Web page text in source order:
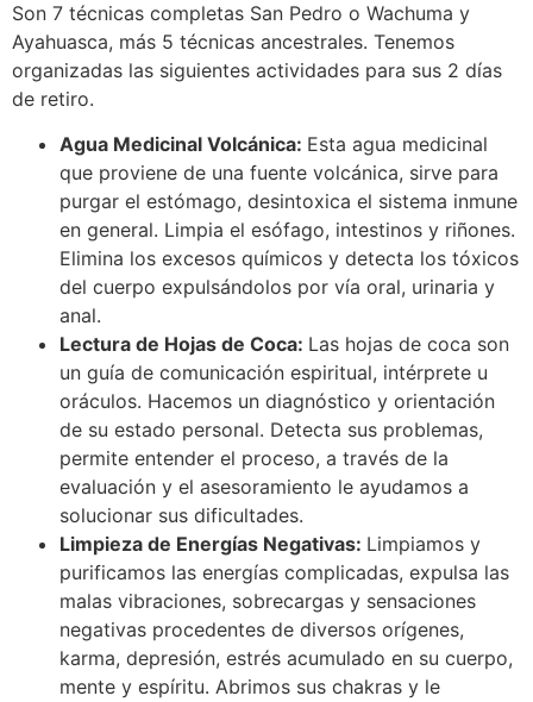
Son 7 técnicas completas San Pedro o Wachuma y
Ayahuasca, más 5 técnicas ancestrales. Tenemos
organizadas las siguientes actividades para sus 2 días
de retiro.
Agua Medicinal Volcánica: Esta agua medicinal
que proviene de una fuente volcánica, sirve para
purgar el estómago, desintoxica el sistema inmune
en general. Limpia el esófago, intestinos y riñones.
Elimina los excesos químicos y detecta los tóxicos
del cuerpo expulsándolos por vía oral, urinaria y
anal.
Lectura de Hojas de Coca: Las hojas de coca son
un guía de comunicación espiritual, intérprete u
oráculos. Hacemos un diagnóstico y orientación
de su estado personal. Detecta sus problemas,
permite entender el proceso, a través de la
evaluación y el asesoramiento le ayudamos a
solucionar sus dificultades.
Limpieza de Energías Negativas: Limpiamos y
purificamos las energías complicadas, expulsa las
malas vibraciones, sobrecargas y sensaciones
negativas procedentes de diversos orígenes,
karma, depresión, estrés acumulado en su cuerpo,
mente y espíritu. Abrimos sus chakras y le